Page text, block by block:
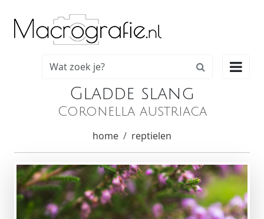

Gladde slang
Coronella austriaca
home reptielen